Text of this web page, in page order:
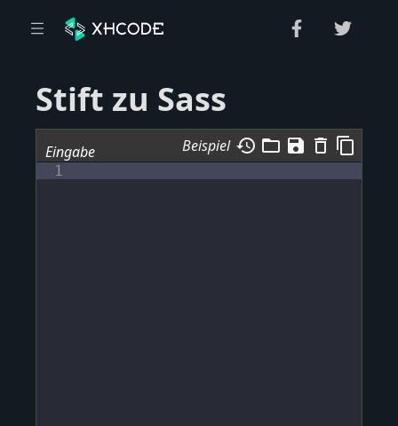
Stift zu Sass
Eingabe history folder_open save delete_outline content_copy
Beispiel
1